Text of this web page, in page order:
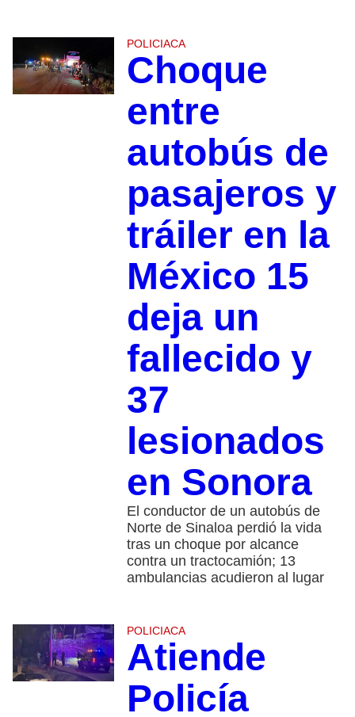
POLICIACA
Choque
entre
autobús de
pasajeros y
tráiler en la
México 15
deja un
fallecido y
37
lesionados
en Sonora
El conductor de un autobús de
Norte de Sinaloa perdió la vida
tras un choque por alcance
contra un tractocamión; 13
ambulancias acudieron al lugar
POLICIACA
Atiende
Policía